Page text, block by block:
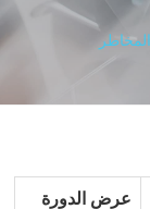
عرض الدورة